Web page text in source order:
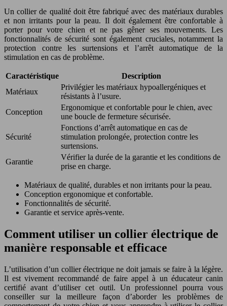
Un collier de qualité doit être fabriqué avec des matériaux durables
et non irritants pour la peau. Il doit également être confortable à
porter pour votre chien et ne pas gêner ses mouvements. Les
fonctionnalités de sécurité sont également cruciales, notamment la
protection contre les surtensions et l’arrêt automatique de la
stimulation en cas de problème.
Caractéristique
Description
Matériaux
Privilégier les matériaux hypoallergéniques et
résistants à l’usure.
Conception
Ergonomique et confortable pour le chien, avec
une boucle de fermeture sécurisée.
Sécurité
Fonctions d’arrêt automatique en cas de
stimulation prolongée, protection contre les
surtensions.
Garantie
Vérifier la durée de la garantie et les conditions de
prise en charge.
Matériaux de qualité, durables et non irritants pour la peau.
Conception ergonomique et confortable.
Fonctionnalités de sécurité.
Garantie et service après-vente.
Comment utiliser un collier électrique de
manière responsable et efficace
L’utilisation d’un collier électrique ne doit jamais se faire à la légère.
Il est vivement recommandé de faire appel à un éducateur canin
certifié avant d’utiliser cet outil. Un professionnel pourra vous
conseiller sur la meilleure façon d’aborder les problèmes de